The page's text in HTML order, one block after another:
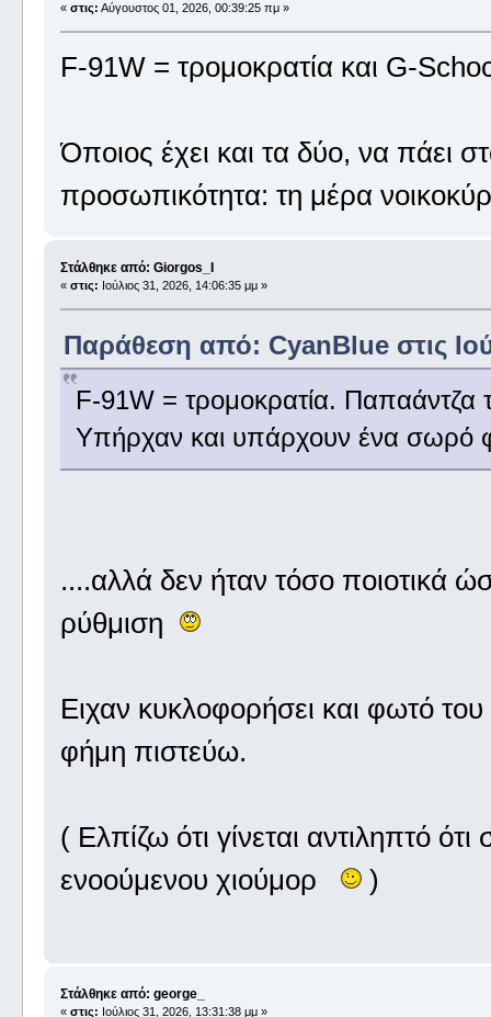
« στις: Αύγουστος 01, 2026, 00:39:25 πμ »
F-91W = τρομοκρατία και G-
Όποιος έχει και τα δύο, να πάει
προσωπικότητα: τη μέρα
Στάλθηκε από: Giorgos_I
« στις: Ιούλιος 31, 2026, 14:06:35 μμ »
Παράθεση από: CyanBlue στις
F-91W = τρομοκρατία.
Υπήρχαν και υπάρχουν ένα σωρό
....αλλά δεν ήταν τόσο ποιοτικά
ρύθμιση
Ειχαν κυκλοφορήσει και φωτό
φήμη πιστεύω.
( Ελπίζω ότι γίνεται αντιληπτό
ενοούμενου χιούμορ
)
Στάλθηκε από: george_
« στις: Ιούλιος 31, 2026, 13:31:38 μμ »